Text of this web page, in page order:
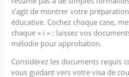
s’agit de montrer votre
éducative. Cochez chaque case,
chaque « i » : laissez vos
mélodie pour approbation.
Considérez les documents requis
vous guidant vers votre visa de